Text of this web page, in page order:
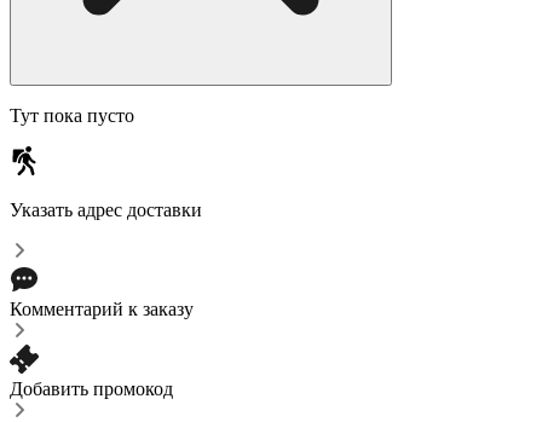
Тут пока пусто
Указать адрес доставки
Комментарий к заказу
Добавить промокод